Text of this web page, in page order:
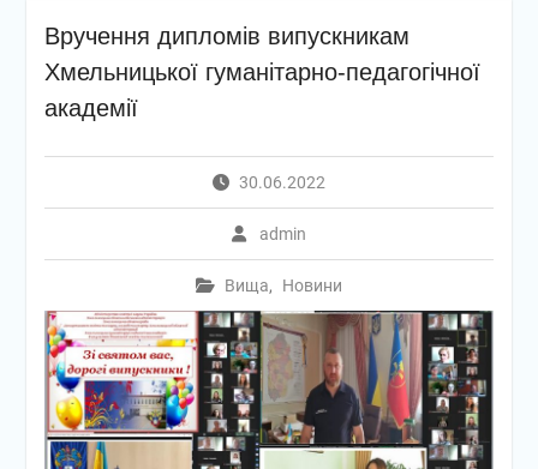
Вручення дипломів випускникам
Хмельницької гуманітарно-педагогічної
академії
30.06.2022
admin
Вища, Новини